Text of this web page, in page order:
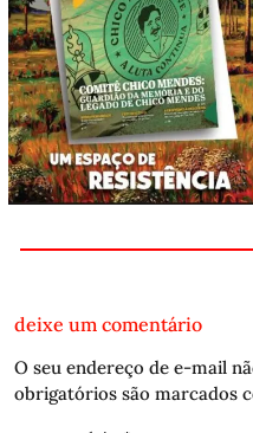
deixe um comentário
O seu endereço de e-mail
obrigatórios são marcados